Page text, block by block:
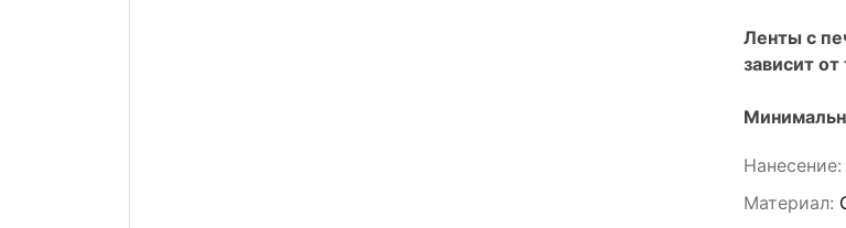
Ленты с
зависит
Нанесение:
Материал: